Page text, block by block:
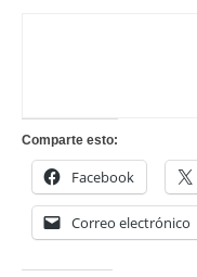
Comparte esto:
Facebook
Correo electrónico